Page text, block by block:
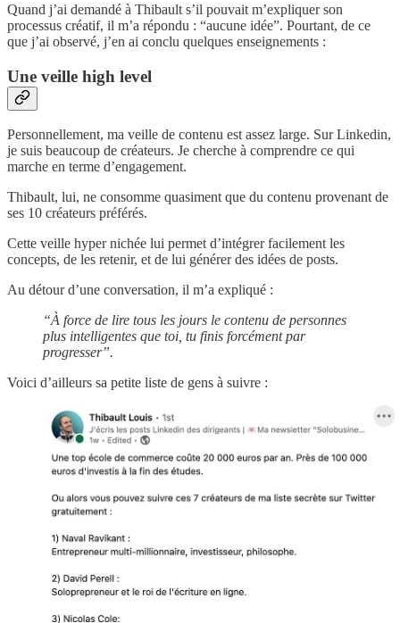
Quand j’ai demandé à Thibault s’il pouvait m’expliquer son
processus créatif, il m’a répondu : “aucune idée”. Pourtant, de ce
que j’ai observé, j’en ai conclu quelques enseignements :
Une veille high level
Personnellement, ma veille de contenu est assez large. Sur Linkedin,
je suis beaucoup de créateurs. Je cherche à comprendre ce qui
marche en terme d’engagement.
Thibault, lui, ne consomme quasiment que du contenu provenant de
ses 10 créateurs préférés.
Cette veille hyper nichée lui permet d’intégrer facilement les
concepts, de les retenir, et de lui générer des idées de posts.
Au détour d’une conversation, il m’a expliqué :
“À force de lire tous les jours le contenu de personnes
plus intelligentes que toi, tu finis forcément par
progresser”.
Voici d’ailleurs sa petite liste de gens à suivre :